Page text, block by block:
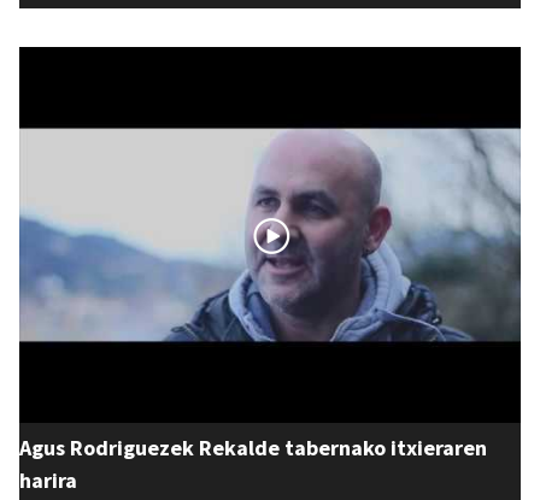
Agus Rodriguezek Rekalde tabernako itxieraren
harira